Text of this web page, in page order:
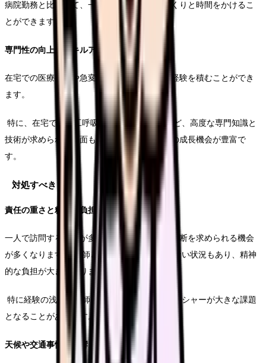
病院勤務と比較して、一人の患者さんにじっくりと時間をかけるこ
とができます。
専門性の向上とスキルアップ
在宅での医療行為や急変対応など、短期間の経験を積むことができ
ます。
特に、在宅での人工呼吸器管理や褥瘡ケアなど、高度な専門知識と
技術が求められる場面も多く、看護師としての成長機会が豊富で
す。
対処すべき
責任の重さと精神の負担
一人で訪問することが多いため、その場での判断を求められる機会
が多くなります。 医師との連携が瞬時に取れない状況もあり、精神
的な負担が大きくなります。
特に経験の浅い看護師にとっては、このプレッシャーが大きな課題
となることがあります。
天候や交通事情の影響